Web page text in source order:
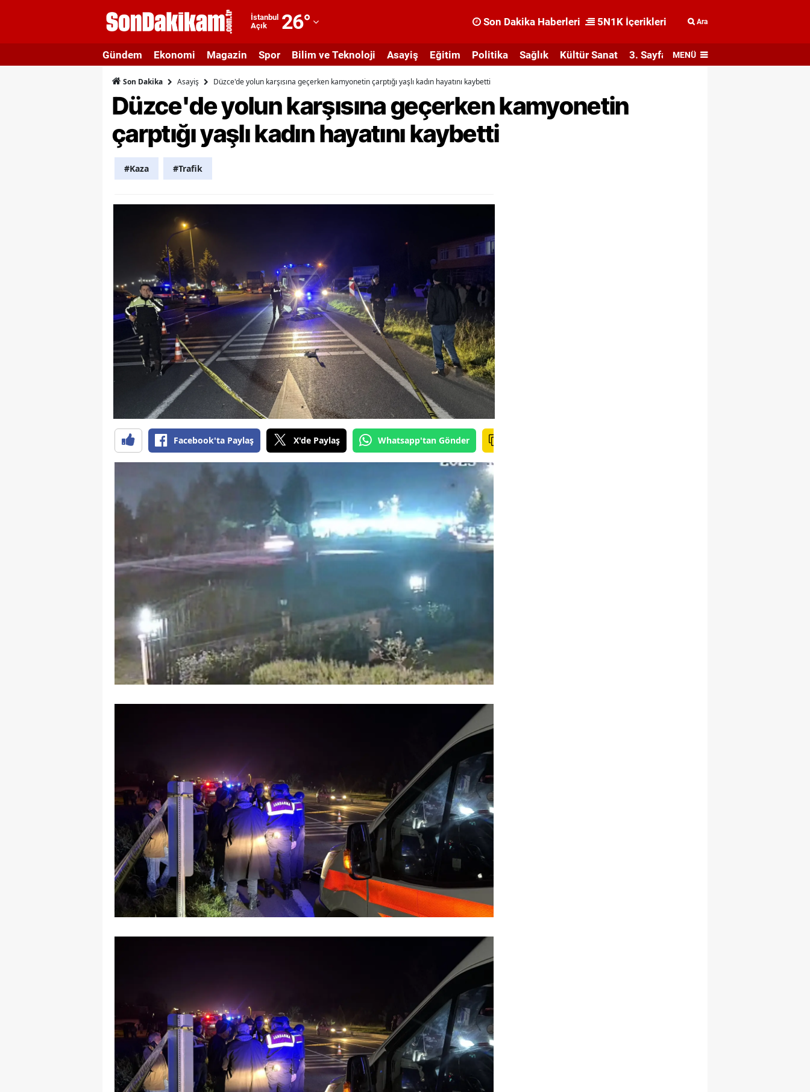
İstanbul
Açık
26°
Adıyaman
Afyonkarahisar
Ağrı
Amasya
Balıkesir
Bilecik
Bingöl
Bitlis
Bolu
Burdur
Bursa
Çanakkale
Çankırı
Denizli
Diyarbakır
Edirne
Erzincan
Erzurum
Eskişehir
Gaziantep
Giresun
Hatay
Isparta
Mersin
İstanbul
İzmir
Kars
Kocaeli
Konya
Kütahya
Son Dakika Haberleri 5N1K İçerikleri Ara
Gündem Ekonomi Magazin Spor Bilim ve Teknoloji Asayiş Eğitim Politika Sağlık Kültür Sanat 3. Sayfa MENÜ
Son Dakika Asayiş Düzce'de yolun karşısına geçerken kamyonetin çarptığı yaşlı kadın hayatını kaybetti
Düzce'de yolun karşısına geçerken kamyonetin
çarptığı yaşlı kadın hayatını kaybetti
#Kaza #Trafik
Facebook'ta Paylaş X'de Paylaş Whatsapp'tan Gönder